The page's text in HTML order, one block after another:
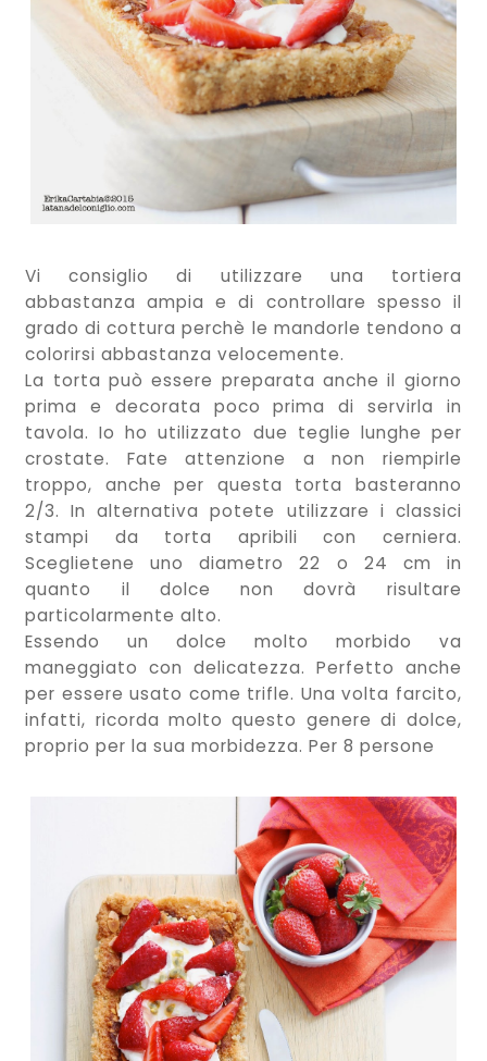
Vi consiglio di utilizzare una tortiera
abbastanza ampia e di controllare spesso il
grado di cottura perchè le mandorle tendono a
colorirsi abbastanza velocemente.
La torta può essere preparata anche il giorno
prima e decorata poco prima di servirla in
tavola. Io ho utilizzato due teglie lunghe per
crostate. Fate attenzione a non riempirle
troppo, anche per questa torta basteranno
2/3. In alternativa potete utilizzare i classici
stampi da torta apribili con cerniera.
Sceglietene uno diametro 22 o 24 cm in
quanto il dolce non dovrà risultare
particolarmente alto.
Essendo un dolce molto morbido va
maneggiato con delicatezza. Perfetto anche
per essere usato come trifle. Una volta farcito,
infatti, ricorda molto questo genere di dolce,
proprio per la sua morbidezza. Per 8 persone